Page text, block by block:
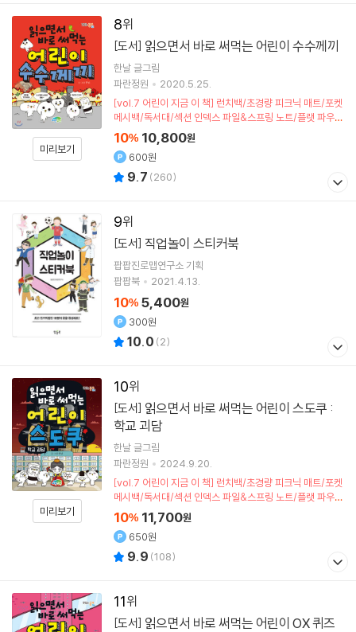
8
미리보기
[도서] 읽으면서 바로 써먹는 어린이 수수께끼
한날글그림
파란정원
2020.5.25.
[vol.7 어린이 지금 이 책] 런치백/초경량 피크닉 매트/포켓
메시백/독서대/섹션 인덱스 파일&스프링 노트/플랫 파우치
(포인트차감)
10% 10,800원
600원
9.7 (260)
9
[도서] 직업놀이 스티커북
팝팝진로맵연구소 기획
팝팝북
2021.4.13.
10% 5,400원
300원
10.0 (2)
10
미리보기
[도서]
학교 괴담
한날글그림
파란정원
2024.9.20.
[vol.7 어린이 지금 이 책] 런치백/초경량 피크닉 매트/포켓
메시백/독서대/섹션 인덱스 파일&스프링 노트/플랫 파우치
(포인트차감)
10% 11,700원
650원
9.9 (108)
11
[도서] 읽으면서 바로 써먹는 어린이 OX 퀴즈